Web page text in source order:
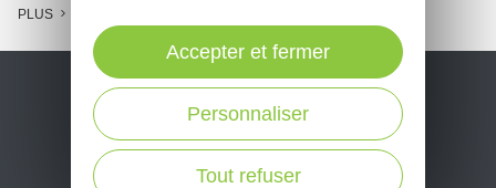
PLUS
Tout refuser
Personnaliser
Accepter et fermer